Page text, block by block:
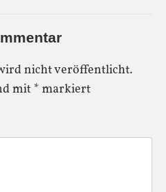
nicht veröffentlicht.
mit * markiert